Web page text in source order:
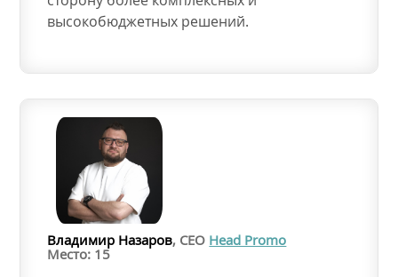
высокобюджетных решений.
Владимир Назаров, CEO Head Promo
Место: 15